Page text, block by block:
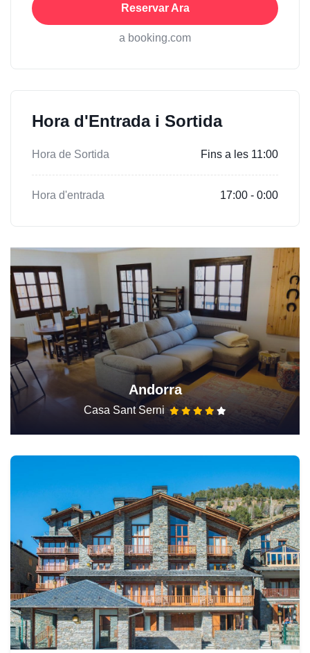
Reservar Ara
a booking.com
Hora d'Entrada i Sortida
Hora de Sortida Fins a les 11:00
Hora d'entrada 17:00 - 0:00
Andorra
Casa Sant Serni